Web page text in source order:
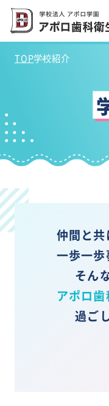
TOP学校紹介
仲間と共
一歩一歩
そん
アポロ
過ご